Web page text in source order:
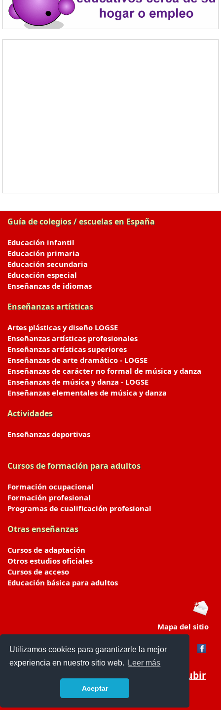
Utilizamos cookies para garantizarle la mejor
experiencia en nuestro sitio web.
Leer más
Aceptar
Guía de colegios / escuelas en España
Educación infantil
Educación primaria
Educación secundaria
Educación especial
Enseñanzas de idiomas
Enseñanzas artísticas
Artes plásticas y diseño LOGSE
Enseñanzas artísticas profesionales
Enseñanzas artísticas superiores
Enseñanzas de arte dramático - LOGSE
Enseñanzas de carácter no formal de música y danza
Enseñanzas de música y danza - LOGSE
Enseñanzas elementales de música y danza
Actividades
Enseñanzas deportivas
Cursos de formación para adultos
Formación ocupacional
Formación profesional
Programas de cualificación profesional
Otras enseñanzas
Cursos de adaptación
Otros estudios oficiales
Cursos de acceso
Educación básica para adultos
Mapa del sitio
Subir